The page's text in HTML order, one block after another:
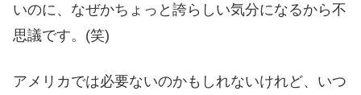
いのに、なぜかちょっと誇らしい気分になるから不
思議です。(笑)
アメリカでは必要ないのかもしれないけれど、いつ